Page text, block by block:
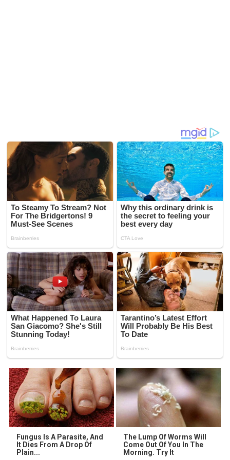
Fungus Is A Parasite, And
It Dies From A Drop Of
Plain...
The Lump Of Worms Will
Come Out Of You In The
Morning. Try It